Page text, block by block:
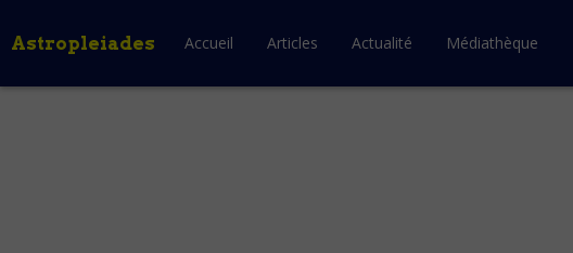
Astropleiades Accueil Articles Actualité Médiathèque